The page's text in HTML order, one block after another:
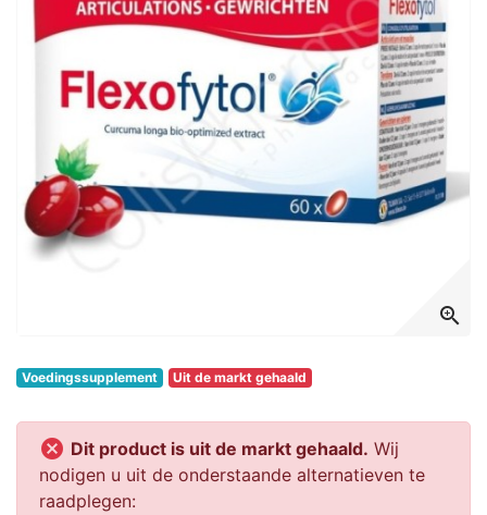
zoom_in
Voedingssupplement Uit de markt gehaald
 Dit product is uit de markt gehaald. Wij
nodigen u uit de onderstaande alternatieven te
raadplegen: